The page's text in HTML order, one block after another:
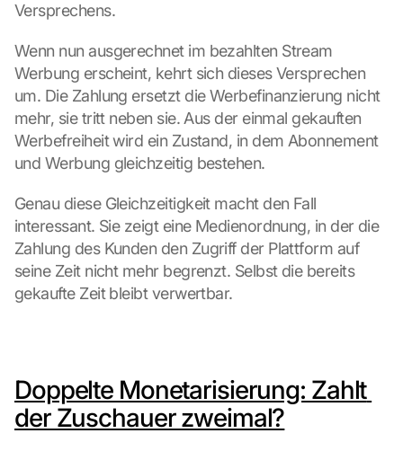
Versprechens.
Wenn nun ausgerechnet im bezahlten Stream
Werbung erscheint, kehrt sich dieses Versprechen
um. Die Zahlung ersetzt die Werbefinanzierung nicht
mehr, sie tritt neben sie. Aus der einmal gekauften
Werbefreiheit wird ein Zustand, in dem Abonnement
und Werbung gleichzeitig bestehen.
Genau diese Gleichzeitigkeit macht den Fall
interessant. Sie zeigt eine Medienordnung, in der die
Zahlung des Kunden den Zugriff der Plattform auf
seine Zeit nicht mehr begrenzt. Selbst die bereits
gekaufte Zeit bleibt verwertbar.
Doppelte Monetarisierung: Zahlt
der Zuschauer zweimal?